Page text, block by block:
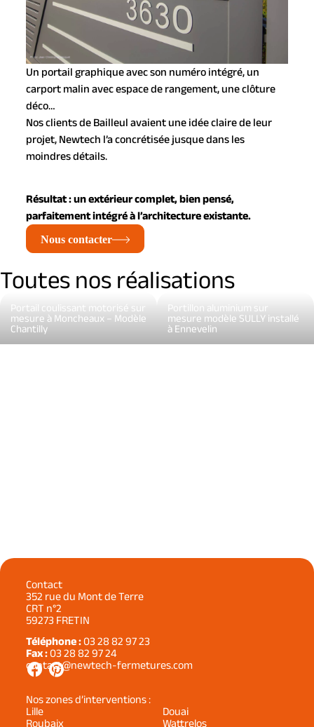
Un portail graphique avec son numéro intégré, un
carport malin avec espace de rangement, une clôture
déco…
Nos clients de Bailleul avaient une idée claire de leur
projet, Newtech l’a concrétisée jusque dans les
moindres détails.
Résultat : un extérieur complet, bien pensé,
parfaitement intégré à l’architecture existante.
Nous contacter
Toutes nos réalisations
Portail coulissant motorisé sur
mesure à Moncheaux – Modèle
Chantilly
Portillon aluminium sur
mesure modèle SULLY installé
à Ennevelin
Contact
352 rue du Mont de Terre
CRT n°2
59273 FRETIN
Téléphone :03 28 82 97 23
Fax :03 28 82 97 24
contact@newtech-fermetures.com
Nos zones d’interventions :
Lille
Roubaix
Douai
Wattrelos